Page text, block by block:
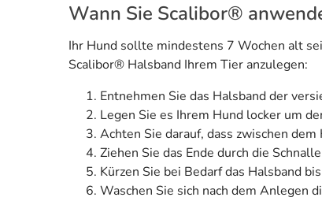
Wann Sie Scalibor®
Ihr Hund sollte mindestens 7 Wochen alt
Scalibor® Halsband Ihrem Tier anzulegen:
Entnehmen Sie das Halsband der
Legen Sie es Ihrem Hund locker um
Achten Sie darauf, dass zwischen
Ziehen Sie das Ende durch die
Kürzen Sie bei Bedarf das Halsband
Waschen Sie sich nach dem Anlegen